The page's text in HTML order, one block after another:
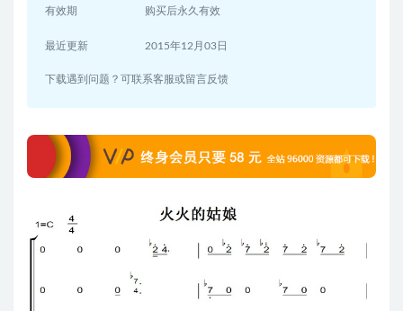
有效期 购买后永久有效
最近更新 2015年12月03日
下载遇到问题？可联系客服或留言反馈